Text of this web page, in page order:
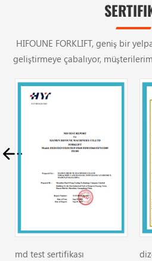
HIFOUNE FORKLIFT, geniş bir
geliştirmeye çabalıyor,
md test sertifikası